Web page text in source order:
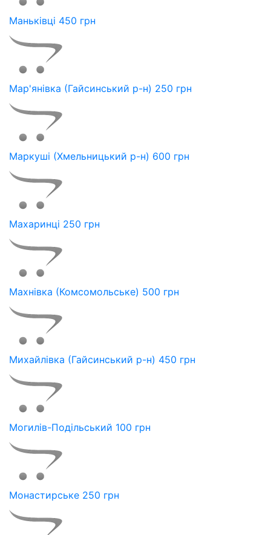
Маньківці 450 грн
Мар'янівка (Гайсинський р-н) 250 грн
Маркуші (Хмельницький р-н) 600 грн
Махаринці 250 грн
Махнівка (Комсомольське) 500 грн
Михайлівка (Гайсинський р-н) 450 грн
Могилів-Подільський 100 грн
Монастирське 250 грн